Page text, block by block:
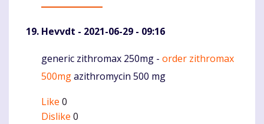
Hevvdt - 2021-06-29 - 09:16
Komentaras
generic zithromax 250mg - order zithromax
500mgazithromycin 500 mg
Like 0
Dislike 0